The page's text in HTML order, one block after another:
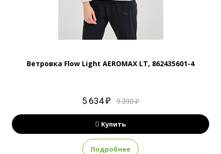
Ветровка Flow Light AEROMAX LT, 862435601-4
5 634 ₽ 9 390 ₽
Купить
Подробнее